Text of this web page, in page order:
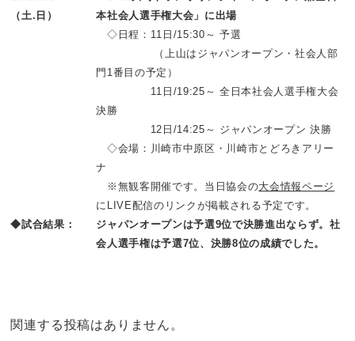
（土.日）
本社会人選手権大会」に出場
◇日程：11日/15:30～ 予選
（上山はジャパンオープン・社会人部
門1番目の予定）
11日/19:25～ 全日本社会人選手権大会
決勝
12日/14:25～ ジャパンオープン 決勝
◇会場：川崎市中原区・川崎市とどろきアリー
ナ
※無観客開催です。当日協会の大会情報ページ
にLIVE配信のリンクが掲載される予定です。
◆試合結果：
ジャパンオープンは予選9位で決勝進出ならず。社
会人選手権は予選7位、決勝8位の成績でした。
関連する投稿はありません。